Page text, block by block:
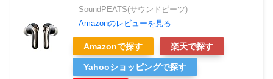
SoundPEATS(サウンドピーツ)
Amazonのレビューを見る
Amazonで探す 楽天で探す
Yahooショッピングで探す